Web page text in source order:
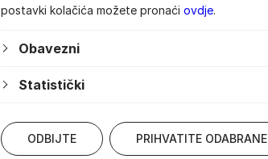
postavki kolačića možete pronaći ovdje.
Obavezni
Statistički
ODBIJTE PRIHVATITE ODABRANE